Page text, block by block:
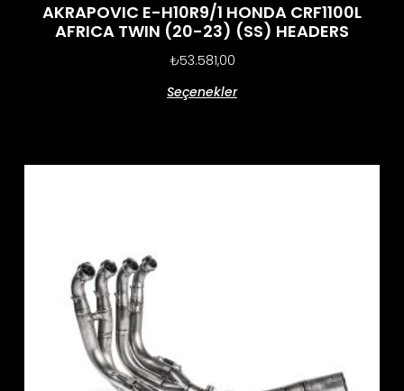
AKRAPOVIC E-H10R9/1 HONDA CRF1100L
AFRICA TWIN (20-23) (SS) HEADERS
₺53.581,00
Seçenekler